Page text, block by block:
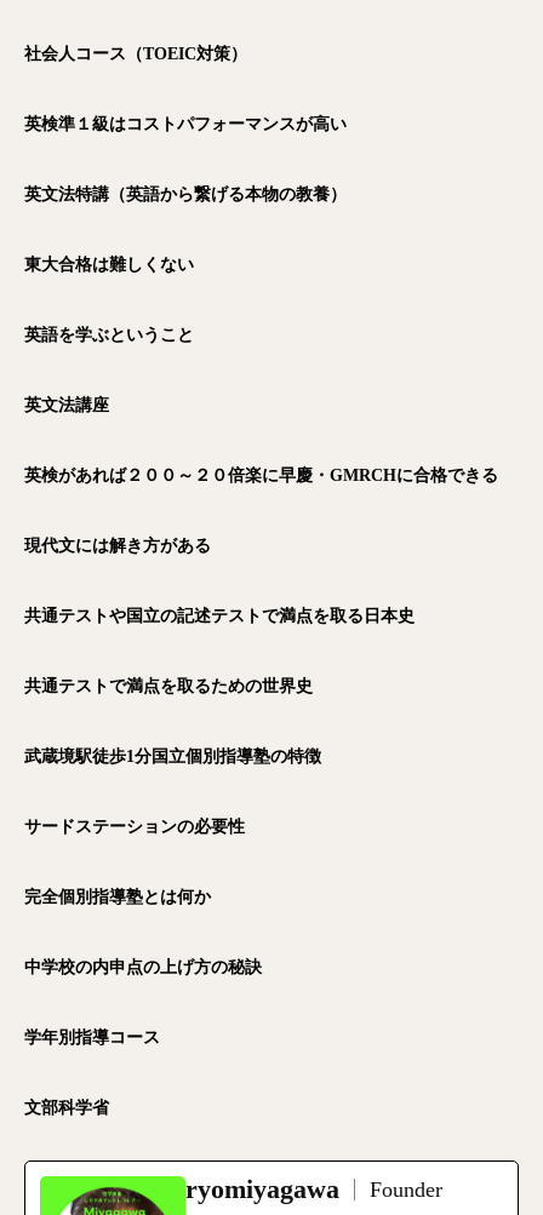
社会人コース（TOEIC対策）
英検準１級はコストパフォーマンスが高い
英文法特講（英語から繋げる本物の教養）
東大合格は難しくない
英語を学ぶということ
英文法講座
英検があれば２００～２０倍楽に早慶・GMRCHに合格できる
現代文には解き方がある
共通テストや国立の記述テストで満点を取る日本史
共通テストで満点を取るための世界史
武蔵境駅徒歩1分国立個別指導塾の特徴
サードステーションの必要性
完全個別指導塾とは何か
中学校の内申点の上げ方の秘訣
学年別指導コース
文部科学省
ryomiyagawa
Founder